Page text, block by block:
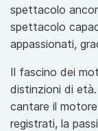
spettacolo
spettacolo
appassionati,
Il fascino dei
distinzioni di età.
cantare il
registrati, la